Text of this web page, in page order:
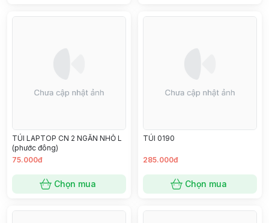
TÚI LAPTOP CN 2 NGĂN NHỎ L
(phước đông)
75.000đ
Chọn mua
TÚI 0190
285.000đ
Chọn mua